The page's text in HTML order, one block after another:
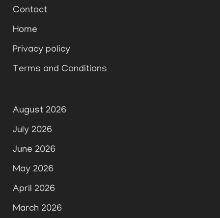
Contact
Home
Privacy policy
Terms and Conditions
August 2026
July 2026
June 2026
May 2026
April 2026
March 2026